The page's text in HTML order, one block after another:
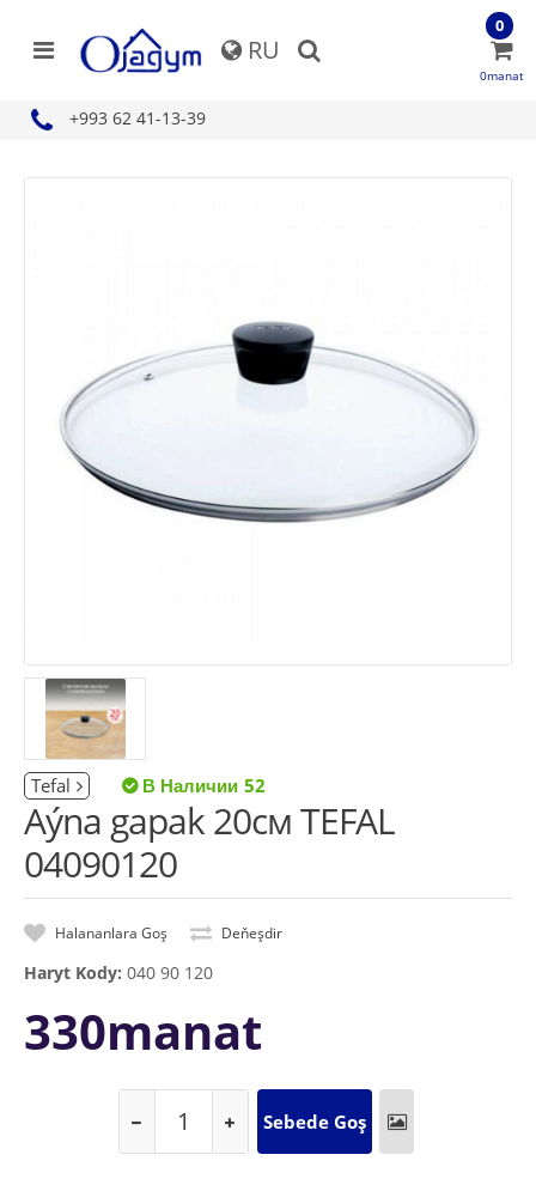
RU
+993 62 41-13-39
0
0manat
Tefal 52
Aýna gapak 20см TEFAL
04090120
Halananlara Goş Deňeşdir
Haryt Kody: 040 90 120
330manat